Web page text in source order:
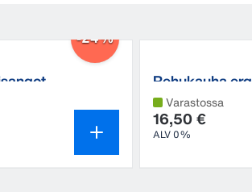
-24%
Rehukauha
Varastossa
16,50 €
ALV 0%